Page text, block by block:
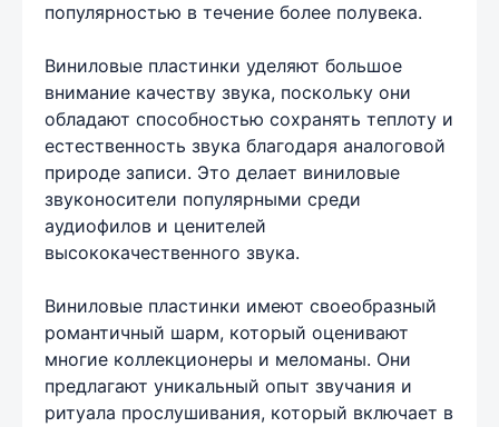
популярностью в течение более полувека.
Виниловые пластинки уделяют большое
внимание качеству звука, поскольку они
обладают способностью сохранять теплоту и
естественность звука благодаря аналоговой
природе записи. Это делает виниловые
звуконосители популярными среди
аудиофилов и ценителей
высококачественного звука.
Виниловые пластинки имеют своеобразный
романтичный шарм, который оценивают
многие коллекционеры и меломаны. Они
предлагают уникальный опыт звучания и
ритуала прослушивания, который включает в